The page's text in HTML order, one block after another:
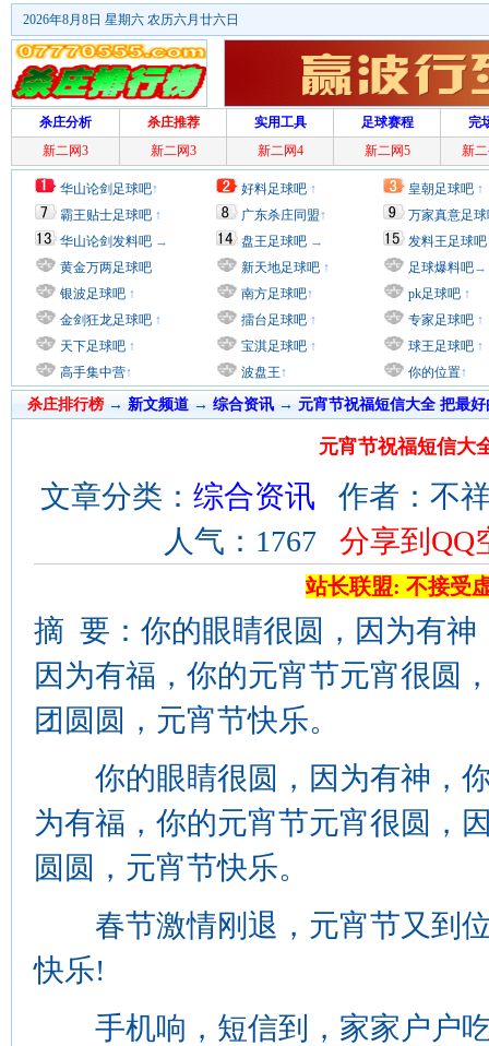
2026年8月8日 星期六 农历六月廿六日
杀庄分析 杀庄推荐 实用工具 足球赛程
完
新二网3
新二网3 新二网4 新二网5 新
华山论剑足球吧↑
霸王贴士足球吧 ↑
华山论剑发料吧 →
黄金万两足球吧
银波足球吧 ↑
金剑狂龙足球吧 ↑
天下足球吧 ↑
高手集中营↑
好料足球吧 ↑
广东杀庄同盟↑
盘王足球吧 →
新天地足球吧 ↑
南方足球吧↑
擂台足球吧 ↑
宝淇足球吧 ↑
波盘王↑
皇朝足球吧 ↑
万家真意足
发料王足球吧
足球爆料吧→
pk足球吧 ↑
专家足球吧 ↑
球王足球吧 ↑
你的位置↑
杀庄排行榜 → 新文频道→ 综合资讯 → 元宵节祝福短信大全 把最
元宵节祝福短信大
文章分类： 综合资讯 作者：不
人气：1767 分享到QQ
站长联盟: 不接受
摘 要：你的眼睛很圆，因为有神
因为有福，你的元宵节元宵很圆
团圆圆，元宵节快乐。
你的眼睛很圆，因为有神，你
为有福，你的元宵节元宵很圆，
圆圆，元宵节快乐。
春节激情刚退，元宵节又到位
快乐!
手机响，短信到，家家户户吃